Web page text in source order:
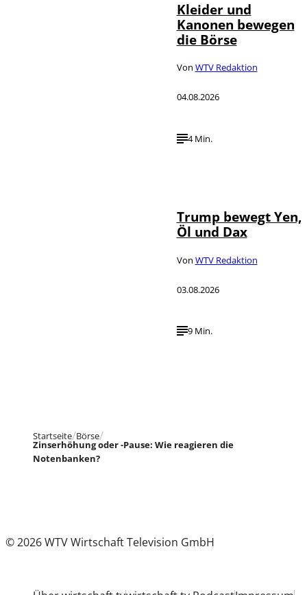
Kleider und
Kanonen bewegen
die Börse
Von WTV Redaktion
04.08.2026
4 Min.
Trump bewegt Yen,
Öl und Dax
Von WTV Redaktion
03.08.2026
9 Min.
Startseite Börse
Zinserhöhung oder -Pause: Wie reagieren die
Notenbanken?
© 2026 WTV Wirtschaft Television GmbH